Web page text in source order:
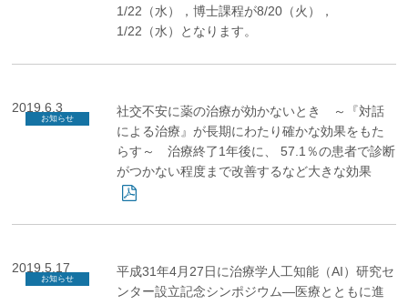
1/22（水），博士課程が8/20（火），
1/22（水）となります。
2019.6.3
お知らせ
社交不安に薬の治療が効かないとき ～『対話
による治療』が長期にわたり確かな効果をもた
らす～ 治療終了1年後に、 57.1％の患者で診断
がつかない程度まで改善するなど大きな効果
2019.5.17
お知らせ
平成31年4月27日に治療学人工知能（AI）研究セ
ンター設立記念シンポジウム―医療とともに進